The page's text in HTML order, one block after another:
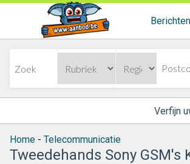
Berichten
Verfijn
Home - Telecommunicatie
Tweedehands Sony GSM's